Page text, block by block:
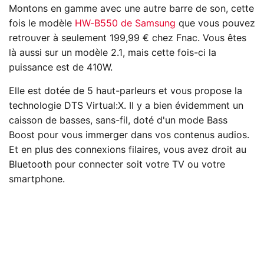
Montons en gamme avec une autre barre de son, cette
fois le modèle HW-B550 de Samsung que vous pouvez
retrouver à seulement 199,99 € chez Fnac. Vous êtes
là aussi sur un modèle 2.1, mais cette fois-ci la
puissance est de 410W.
Elle est dotée de 5 haut-parleurs et vous propose la
technologie DTS Virtual:X. Il y a bien évidemment un
caisson de basses, sans-fil, doté d'un mode Bass
Boost pour vous immerger dans vos contenus audios.
Et en plus des connexions filaires, vous avez droit au
Bluetooth pour connecter soit votre TV ou votre
smartphone.